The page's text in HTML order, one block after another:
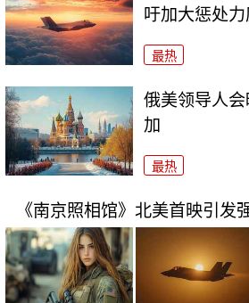
吁加大惩处力
最热
俄美领导人
加
最热
《南京照相馆》北美首映引发